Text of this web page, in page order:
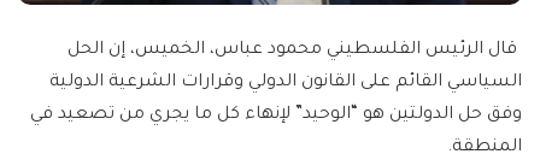
قال الرئيس الفلسطيني محمود عباس، الخميس، إن الحل
السياسي القائم على القانون الدولي وقرارات الشرعية الدولية
وفق حل الدولتين هو “الوحيد” لإنهاء كل ما يجري من تصعيد في
المنطقة.